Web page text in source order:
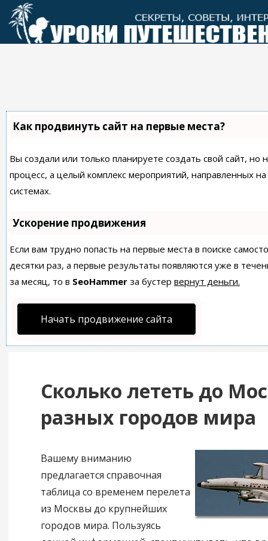
Перейти
контенту
Как продвинуть сайт на первые места?
Вы создали или только планируете создать свой сайт,
процесс, а целый комплекс мероприятий, направленных
системах.
Ускорение продвижения
Если вам трудно попасть на первые места в поиске
десятки раз, а первые результаты появляются уже в
за месяц, то в SeoHammer за бустер вернут деньги.
Начать продвижение сайта
Сколько лететь до
разных городов мира
Вашему вниманию
предлагается справочная
таблица со временем перелета
из Москвы до крупнейших
городов мира. Пользуясь